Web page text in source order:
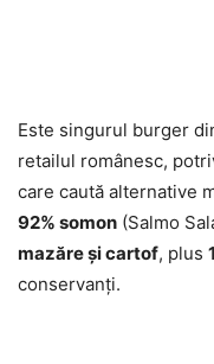
Este singurul burger
retailul românesc,
care caută alternative
92% somon (Salmo
mazăre și cartof, plus
conservanți.